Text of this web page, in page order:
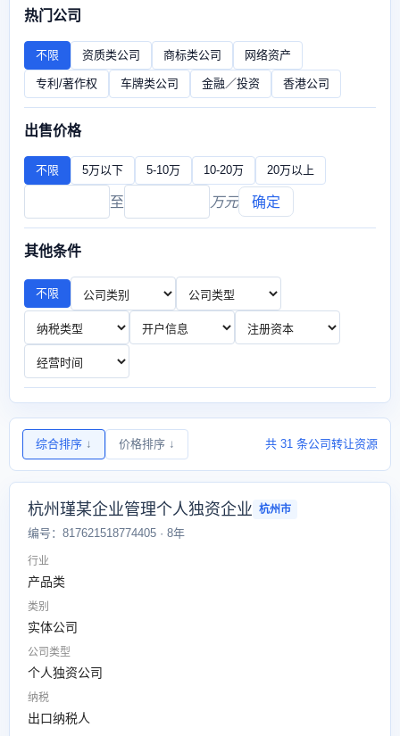
热门公司
不限 资质类公司 商标类公司 网络资产
专利/著作权 车牌类公司 金融／投资 香港公司
出售价格
不限 5万以下 5-10万 10-20万 20万以上
至 万元 确定
其他条件
不限
综合排序 ↓ 价格排序 ↓ 共 31 条公司转让资源
杭州瑾某企业管理个人独资企业 杭州市
编号：817621518774405 · 8年
行业
产品类
类别
实体公司
公司类型
个人独资公司
纳税
出口纳税人